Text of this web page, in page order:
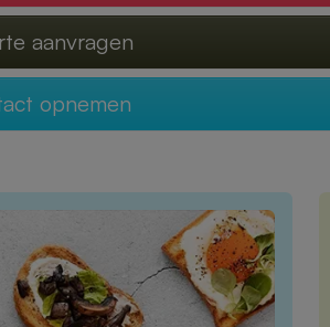
aanvragen
opnemen